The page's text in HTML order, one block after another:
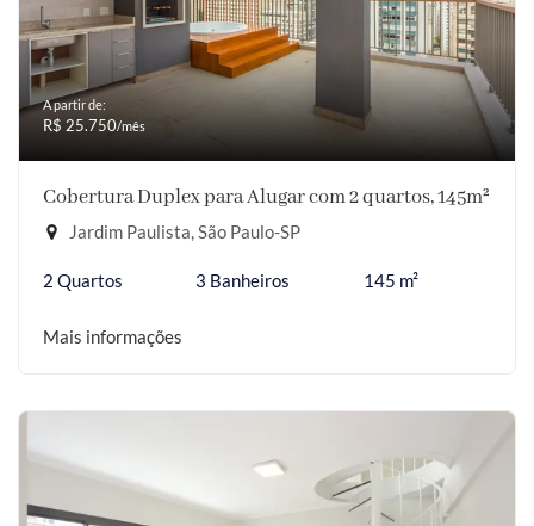
A partir de:
R$ 25.750/mês
Cobertura Duplex para Alugar com 2 quartos, 145m²
Jardim Paulista, São Paulo-SP
2 Quartos 3 Banheiros 145 m²
Mais informações